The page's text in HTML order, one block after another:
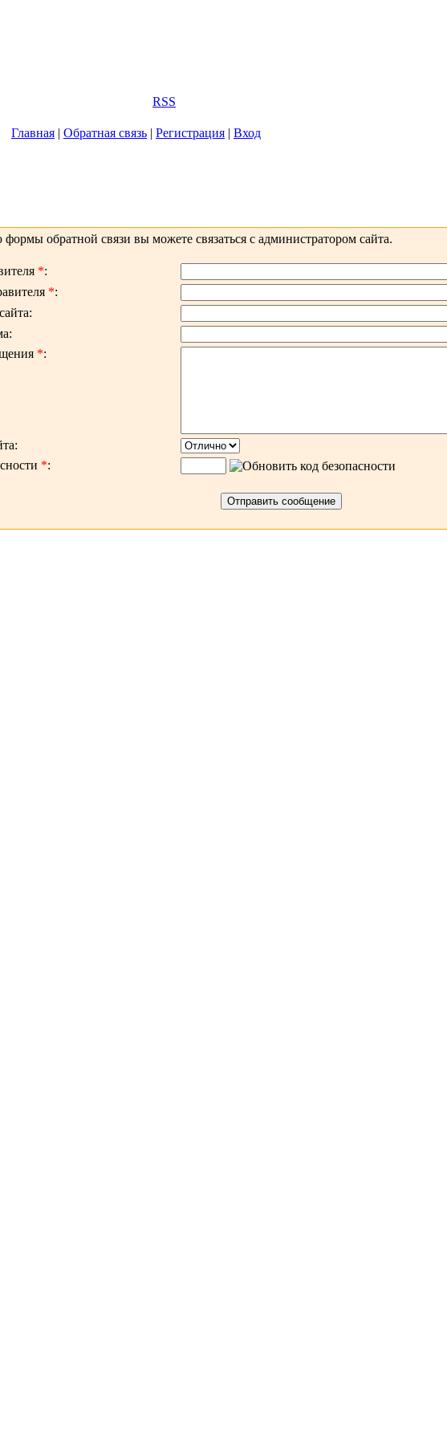
RSS
Главная | Обратная связь | Регистрация | Вход
обратной связи вы можете связаться с администратором сайта.
*:
*:
*:
*: